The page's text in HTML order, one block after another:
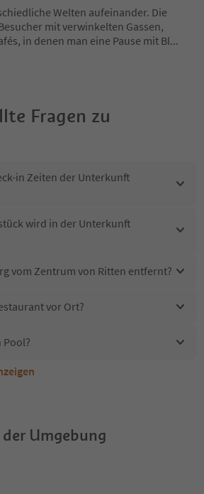
Welten aufeinander. Die
mit verwinkelten Gassen,
in denen man eine Pause mit Bl...
Fragen zu
in Zeiten der Unterkunft
wird in der Unterkunft
vom Zentrum von Ritten entfernt?
vor Ort?
Pool?
Unterkunft Spornberg erlaubt?
Spornberg?
einen Südtirol
Umgebung